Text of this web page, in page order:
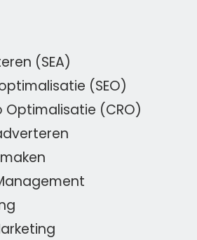
(SEA)
(SEO)
Optimalisatie (CRO)